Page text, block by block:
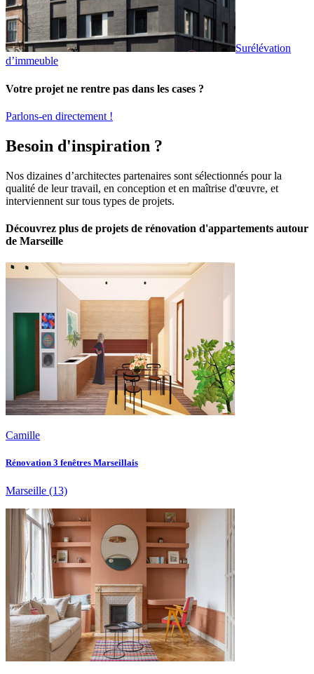
Surélévation
d’immeuble
Votre projet ne rentre pas dans les cases ?
Parlons-en directement !
Besoin d'inspiration ?
Nos dizaines d’architectes partenaires sont sélectionnés pour la
qualité de leur travail, en conception et en maîtrise d'œuvre, et
interviennent sur tous types de projets.
Découvrez plus de projets de rénovation d'appartements autour
de Marseille
Camille
Rénovation 3 fenêtres Marseillais
Marseille (13)